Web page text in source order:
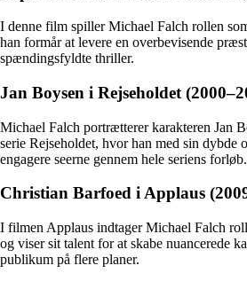
I denne film spiller Michael Falch rollen
han formår at levere en overbevisende
spændingsfyldte thriller.
Jan Boysen i Rejseholdet
Michael Falch portrætterer karakteren Jan
serie Rejseholdet, hvor han med sin dybde
engagere seerne gennem hele seriens forløb.
Christian Barfoed i Applaus
I filmen Applaus indtager Michael Falch
og viser sit talent for at skabe nuancerede
publikum på flere planer.